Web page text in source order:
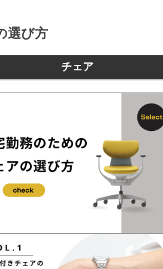
選び方
チェア